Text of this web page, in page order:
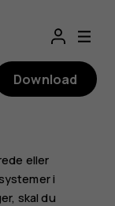
Download
eller
i
skal du